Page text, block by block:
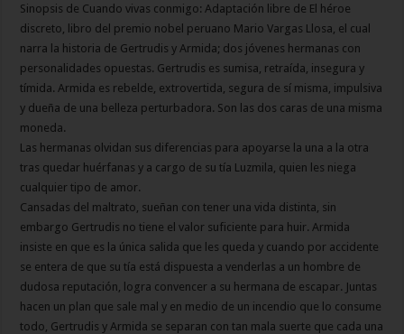
Sinopsis de Cuando vivas conmigo: Adaptación libre de El héroe
discreto, libro del premio nobel peruano Mario Vargas Llosa, el cual
narra la historia de Gertrudis y Armida; dos jóvenes hermanas con
personalidades opuestas. Gertrudis es sumisa, retraída, insegura y
tímida. Armida es rebelde, extrovertida, segura de sí misma, impulsiva
y dueña de una belleza perturbadora. Son las dos caras de una misma
moneda.
Las hermanas olvidan sus diferencias para apoyarse la una a la otra
tras quedar huérfanas y a cargo de su tía Luzmila, quien les niega
cualquier tipo de amor.
Cansadas del maltrato, sueñan con tener una vida distinta, sin
embargo Gertrudis no tiene el valor suficiente para huir. Armida
insiste en que es la única salida que les queda y cuando por accidente
se entera de que su tía está dispuesta a venderlas a un hombre de
dudosa reputación, logra convencer a su hermana de escapar. Juntas
hacen un plan que sale mal y en medio de un incendio que lo consume
todo, Gertrudis y Armida se separan con tan mala suerte que cada una